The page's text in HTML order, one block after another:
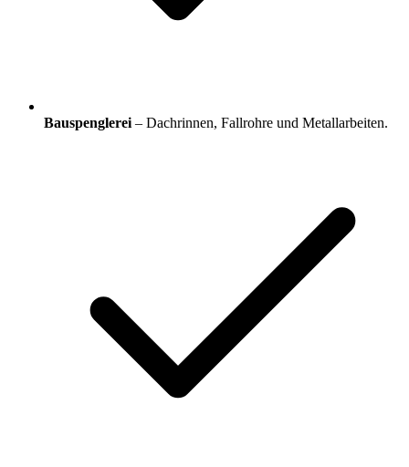
Bauspenglerei – Dachrinnen, Fallrohre und Metallarbeiten.